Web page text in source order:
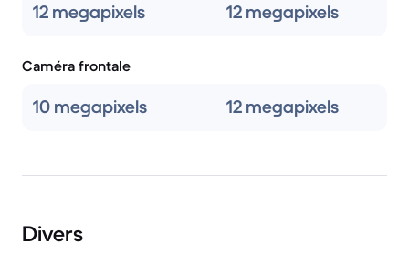
12 megapixels 12 megapixels
Caméra frontale
10 megapixels 12 megapixels
Divers